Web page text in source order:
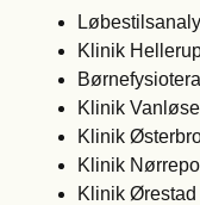
Klinik
Klinik Vanløse
Klinik
Klinik
Klinik Ørestad